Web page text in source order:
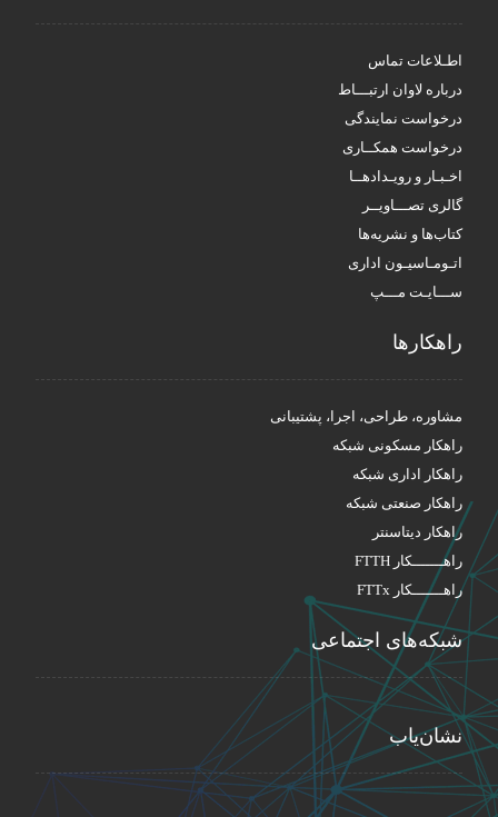
اطـلاعات تماس
درباره لاوان ارتبـــاط
درخواست نمایندگی
درخواست همکــاری
اخـبـار و رویـدادهــا
گالری تصـــاویــر
کتاب‌ها و نشریه‌ها
اتـومـاسیـون اداری
ســـایـت مـــپ
راهکار‌ها
مشاوره، طراحی، اجرا، پشتیبانی
راهکار مسکونی شبکه
راهکار اداری شبکه
راهکار صنعتی شبکه
راهکار دیتاسنتر
راهـــــــکار FTTH
راهـــــــکار FTTx
شبکه‌های اجتماعی
نشان‌یاب